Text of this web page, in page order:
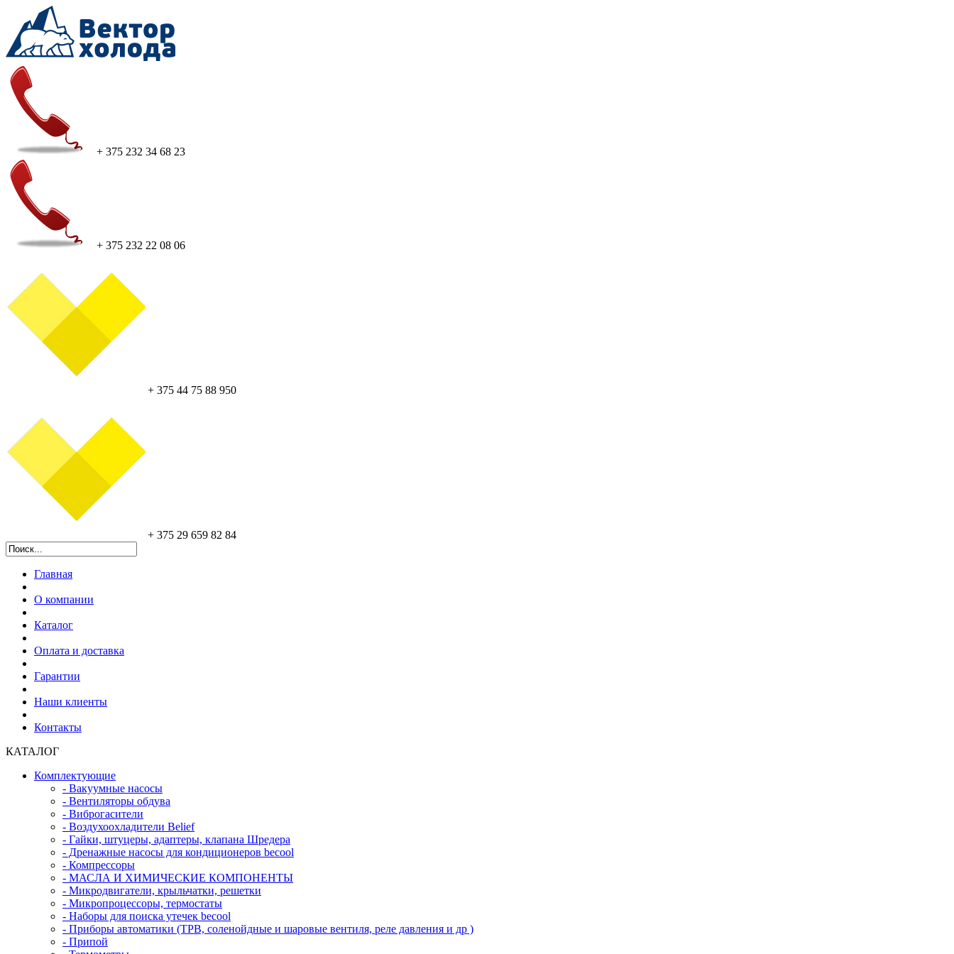
+ 375 232 34 68 23
+ 375 232 22 08 06
+ 375 44 75 88 950
+ 375 29 659 82 84
Главная
О компании
Каталог
Оплата и доставка
Гарантии
Наши клиенты
Контакты
КАТАЛОГ
Комплектующие
- Вакуумные насосы
- Вентиляторы обдува
- Виброгасители
- Воздухоохладители Belief
- Гайки, штуцеры, адаптеры, клапана Шредера
- Дренажные насосы для кондиционеров becool
- Компрессоры
- МАСЛА И ХИМИЧЕСКИЕ КОМПОНЕНТЫ
- Микродвигатели, крыльчатки, решетки
- Микропроцессоры, термостаты
- Наборы для поиска утечек becool
- Приборы автоматики (ТРВ, соленойдные и шаровые вентиля, реле давления и др )
- Припой